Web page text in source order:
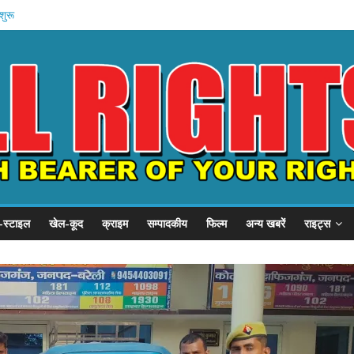
शुरू
शिकायत .
को कैद
खेल-कूद क्राइम सम्पादकीय फिल्म अन्य खबरें राइट्स